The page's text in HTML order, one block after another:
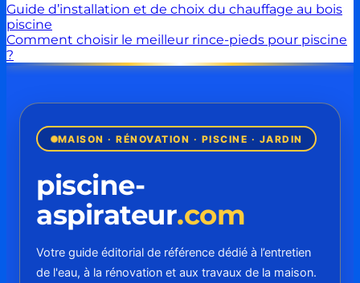
Guide d’installation et de choix du chauffage au bois
piscine
Comment choisir le meilleur rince-pieds pour piscine
?
MAISON · RÉNOVATION · PISCINE · JARDIN
piscine-
aspirateur.com
Votre guide éditorial de référence dédié à l’entretien
de l'eau, à la rénovation et aux travaux de la maison.